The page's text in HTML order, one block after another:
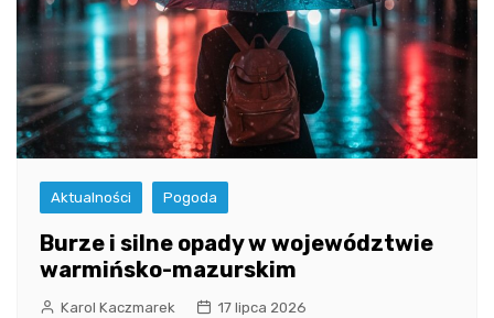
Aktualności Pogoda
Burze i silne opady w województwie
warmińsko-mazurskim
Karol Kaczmarek 17 lipca 2026